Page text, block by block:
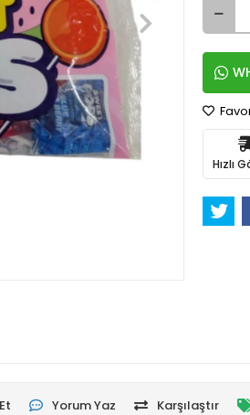
Hızlı
Yorum Yaz Karşılaştır